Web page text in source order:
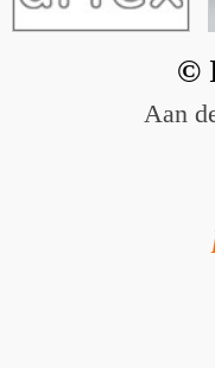
©
Aan